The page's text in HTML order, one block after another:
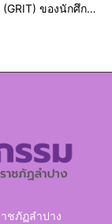
ของนักศึกษา
ชภัฏลำปาง